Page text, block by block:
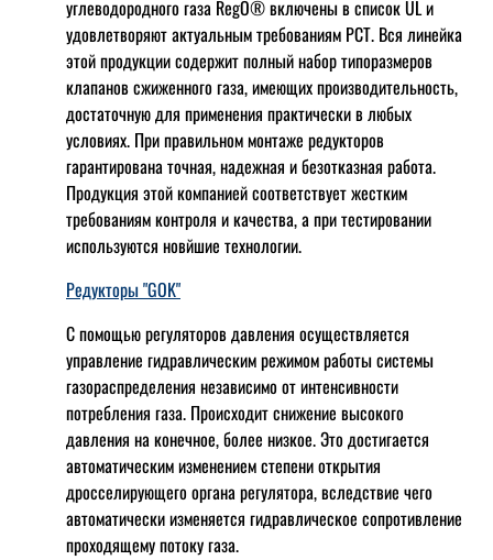
углеводородного газа RegO® включены в список UL и
удовлетворяют актуальным требованиям РСТ. Вся линейка
этой продукции содержит полный набор типоразмеров
клапанов сжиженного газа, имеющих производительность,
достаточную для применения практически в любых
условиях. При правильном монтаже редукторов
гарантирована точная, надежная и безотказная работа.
Продукция этой компанией соответствует жестким
требованиям контроля и качества, а при тестировании
используются новйшие технологии.
Редукторы "GOK"
С помощью регуляторов давления осуществляется
управление гидравлическим режимом работы системы
газораспределения независимо от интенсивности
потребления газа. Происходит снижение высокого
давления на конечное, более низкое. Это достигается
автоматическим изменением степени открытия
дросселирующего органа регулятора, вследствие чего
автоматически изменяется гидравлическое сопротивление
проходящему потоку газа.